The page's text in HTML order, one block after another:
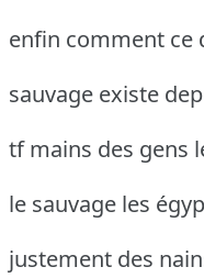
enfin comment ce
sauvage existe
tf mains des gens
le sauvage les
justement des